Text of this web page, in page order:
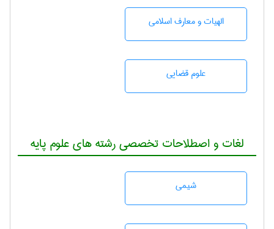
الهیات و معارف اسلامی
علوم قضایی
لغات و اصطلاحات تخصصی رشته های علوم پایه
شيمی